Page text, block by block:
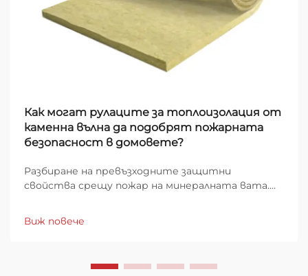
Как могат рулаците за топлоизолация от
каменна вълна да подобрят пожарната
безопасност в домовете?
Разбиране на превъзходните защитни
свойства срещу пожар на минералната вата.
от пожарни опасности, изборът на изолационен
материал играе ключова роля за общата
Виж повече